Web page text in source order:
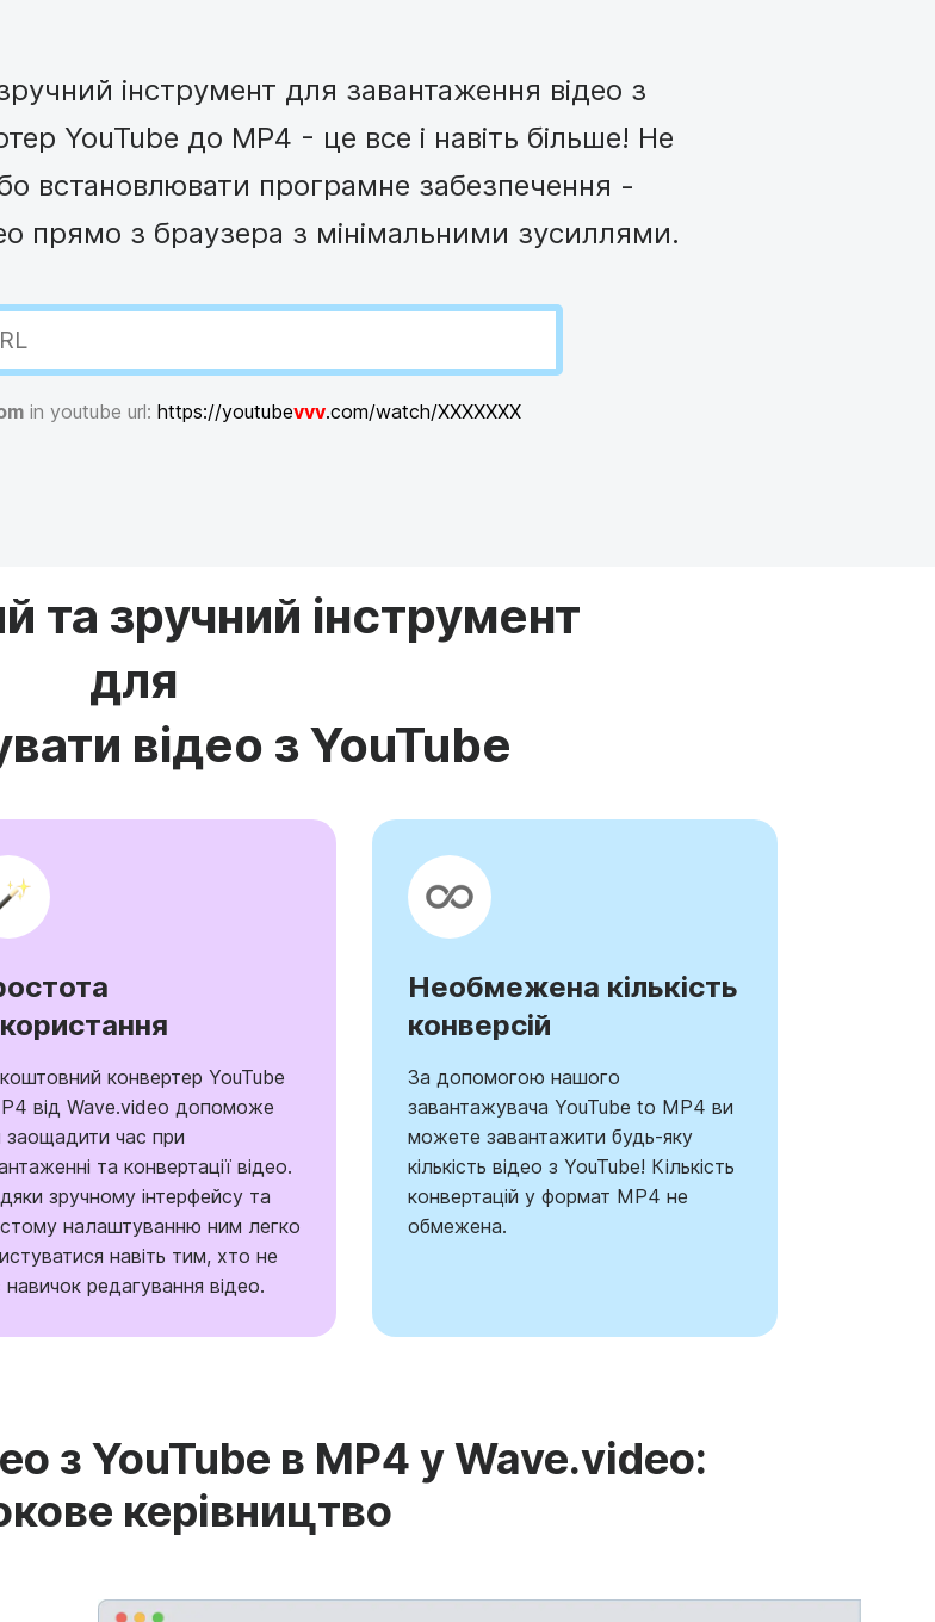
See all →
інструмент для завантаження відео з
YouTube до MP4 - це все і навіть більше! Не
встановлювати програмне забезпечення -
прямо з браузера з мінімальними зусиллями.
in youtube url: https://youtubevvv.com/watch/XXXXXXX
та зручний інструмент
для
відео з YouTube
конвертер YouTube
від Wave.video допоможе
заощадити час при
та конвертації відео.
зручному інтерфейсу та
налаштуванню ним легко
навіть тим, хто не
редагування відео.
Необмежена кількість
конверсій
За допомогою нашого
завантажувача YouTube to MP4 ви
можете завантажити будь-яку
кількість відео з YouTube! Кількість
конвертацій у формат MP4 не
обмежена.
з YouTube в MP4 у Wave.video:
керівництво